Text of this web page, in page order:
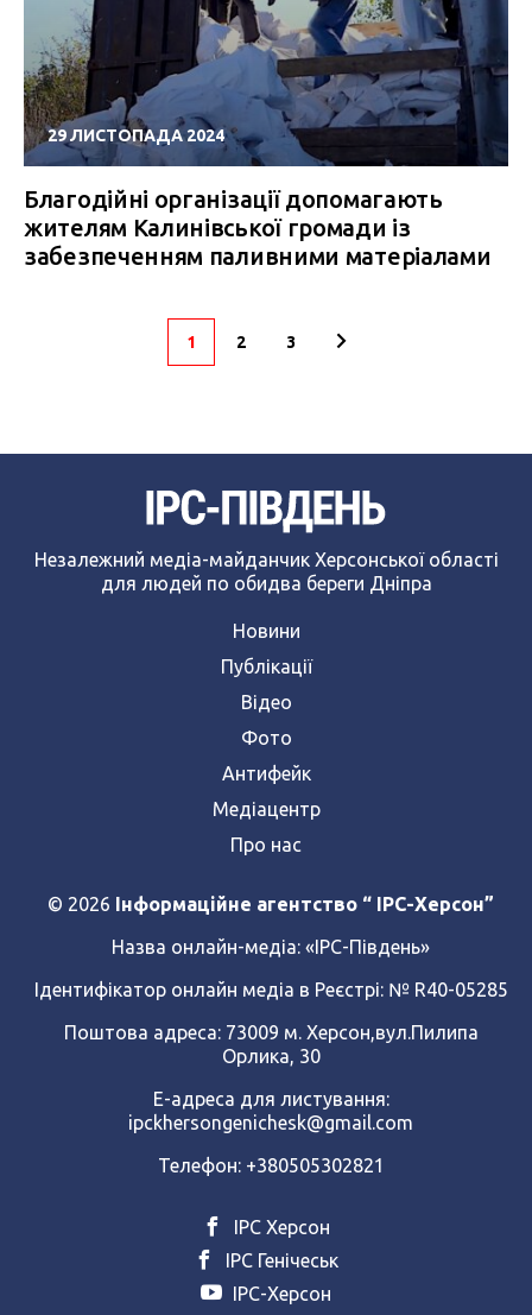
29 ЛИСТОПАДА 2024
Благодійні організації допомагають
жителям Калинівської громади із
забезпеченням паливними матеріалами
1 2 3
Незалежний медіа-майданчик Херсонської області
для людей по обидва береги Дніпра
Новини
Публікації
Відео
Фото
Антифейк
Медіацентр
Про нас
© 2026 Інформаційне агентство “ IPC-Херсон”
Назва онлайн-медіа: «ІРС-Південь»
Ідентифікатор онлайн медіа в Реєстрі: № R40-05285
Поштова адреса: 73009 м. Херсон,вул.Пилипа
Орлика, 30
Е-адреса для листування:
ipckhersongenichesk@gmail.com
Телефон: +380505302821
ІРС Херсон
ІРС Генічеськ
ІРС-Херсон